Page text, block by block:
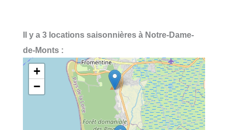
Il y a 3 locations saisonnières à Notre-Dame-
de-Monts :
+
−